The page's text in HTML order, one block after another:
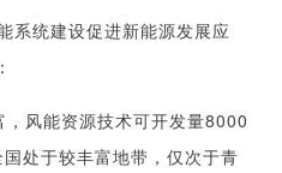
系统建设促进新能源发展应
风能资源技术可开发量8000
处于较丰富地带，仅次于青